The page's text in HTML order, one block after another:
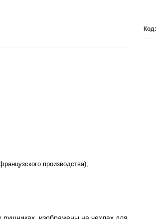
производства);